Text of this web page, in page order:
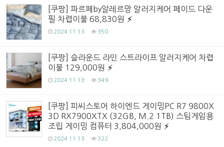
[쿠팡] 파르페by알레르망 알러지케어 페이드 다운
필 차렵이불 68,830원
2024.11.13 350
[쿠팡] 슬라운드 라인 스트라이프 알러지케어 차렵
이불 129,000원
2024.11.13 349
[쿠팡] 피씨스토어 하이엔드 게이밍PC R7 9800X
3D RX7900XTX (32GB, M.2 1TB) 스팀게임용
조립 게이밍 컴퓨터 3,804,000원
2024.11.13 322